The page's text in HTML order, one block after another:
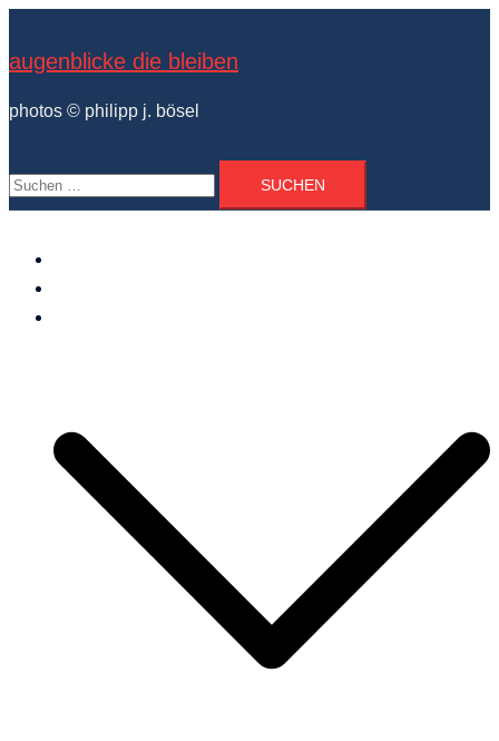
springen
augenblicke die bleiben
photos © philipp j. bösel
Suchen
nach: